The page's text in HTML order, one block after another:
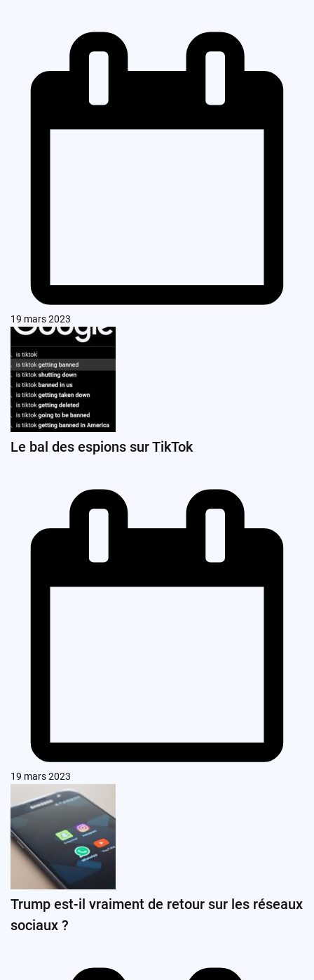
19 mars 2023
Le bal des espions sur TikTok
19 mars 2023
Trump est-il vraiment de retour sur les réseaux
sociaux ?